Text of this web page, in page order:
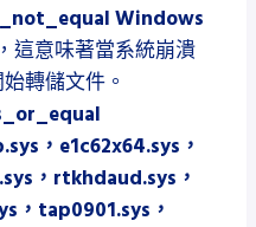
Windows
這意味著當系統崩潰
轉儲文件。
，e1c62x64.sys，
，rtkhdaud.sys，
，tap0901.sys，